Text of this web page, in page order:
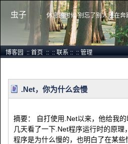
虫子 休息的时候 别忘了别人还在奔
博客园::首页::::联系::::管理
.Net，你为什么会慢
摘要： 自打使用.Net以来，他给我
几天看了一下.Net程序运行时的原
程序是为什么慢的，也明白了在某